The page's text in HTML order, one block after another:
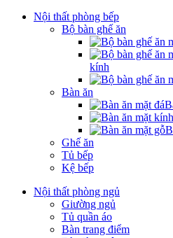
Nội thất phòng bếp
Bộ bàn ghế ăn
kính
Bàn ăn
Ghế ăn
Tủ bếp
Kệ bếp
Nội thất phòng ngủ
Giường ngủ
Tủ quần áo
Bàn trang điểm